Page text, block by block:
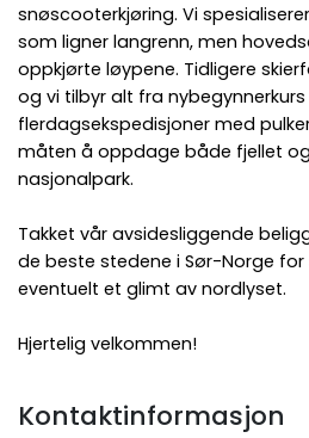
snøscooterkjøring. Vi
som ligner langrenn, men
oppkjørte løypene. Tidligere
og vi tilbyr alt fra nybegynnerkurs
flerdagsekspedisjoner med
måten å oppdage både fjellet
nasjonalpark.
Takket vår avsidesliggende
de beste stedene i Sør-Norge for
eventuelt et glimt av nordlyset.
Hjertelig velkommen!
Kontaktinformasjon